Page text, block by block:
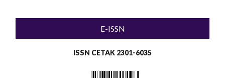
E-ISSN
ISSN CETAK 2301-6035